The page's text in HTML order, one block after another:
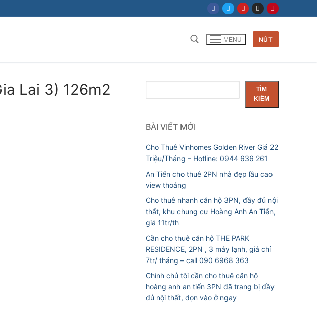
Tìm kiếm cho:
MENU NÚT
Lai 3) 126m2
kiếm
TÌM
KIẾM
BÀI VIẾT MỚI
Cho Thuê Vinhomes Golden River Giá 22
Triệu/Tháng – Hotline: 0944 636 261
An Tiến cho thuê 2PN nhà đẹp lầu cao
view thoáng
Cho thuê nhanh căn hộ 3PN, đầy đủ nội
thất, khu chung cư Hoàng Anh An Tiến,
giá 11tr/th
Cần cho thuê căn hộ THE PARK
RESIDENCE, 2PN , 3 máy lạnh, giá chỉ
7tr/ tháng – call 090 6968 363
Chính chủ tôi cần cho thuê căn hộ
hoàng anh an tiến 3PN đã trang bị đầy
đủ nội thất, dọn vào ở ngay